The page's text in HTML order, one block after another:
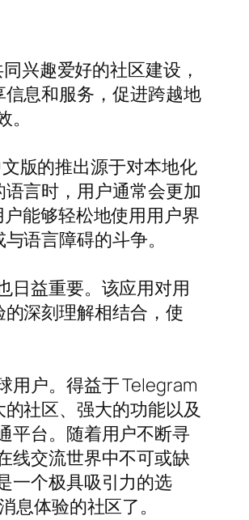
兴趣爱好的社区建设，
息和服务，促进跨越地
版的推出源于对本地化
言时，用户通常会更加
能够轻松地使用用户界
语言障碍的斗争。
日益重要。该应用对用
深刻理解相结合，使
用户。得益于 Telegram
社区、强大的功能以及
平台。随着用户不断寻
线交流世界中不可或缺
一个极具吸引力的选
体验的社区了。